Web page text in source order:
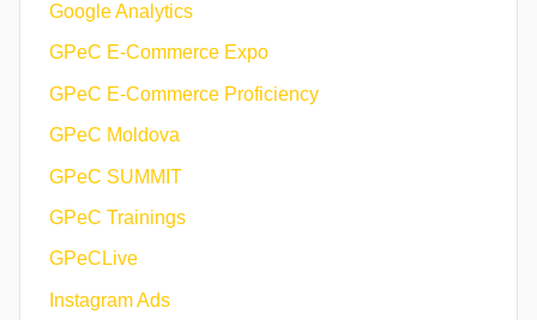
Google Analytics
GPeC E-Commerce Expo
GPeC E-Commerce Proficiency
GPeC Moldova
GPeC SUMMIT
GPeC Trainings
GPeCLive
Instagram Ads